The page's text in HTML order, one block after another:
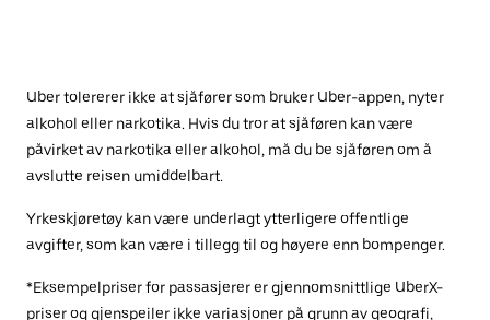
Uber tolererer ikke at sjåfører som bruker Uber-appen, nyter
alkohol eller narkotika. Hvis du tror at sjåføren kan være
påvirket av narkotika eller alkohol, må du be sjåføren om å
avslutte reisen umiddelbart.
Yrkeskjøretøy kan være underlagt ytterligere offentlige
avgifter, som kan være i tillegg til og høyere enn bompenger.
*Eksempelpriser for passasjerer er gjennomsnittlige UberX-
priser og gjenspeiler ikke variasjoner på grunn av geografi,